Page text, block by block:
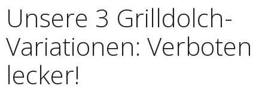
Unsere 3 Grilldolch-
Variationen: Verboten
lecker!